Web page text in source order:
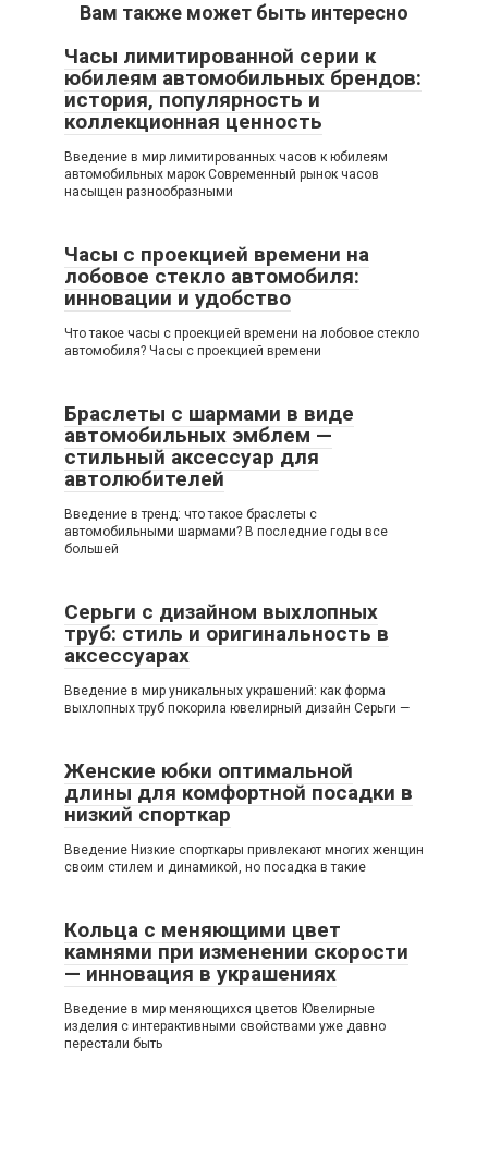
Вам также может быть интересно
Часы лимитированной серии к
юбилеям автомобильных брендов:
история, популярность и
коллекционная ценность
Введение в мир лимитированных часов к юбилеям
автомобильных марок Современный рынок часов
насыщен разнообразными
Часы с проекцией времени на
лобовое стекло автомобиля:
инновации и удобство
Что такое часы с проекцией времени на лобовое стекло
автомобиля? Часы с проекцией времени
Браслеты с шармами в виде
автомобильных эмблем —
стильный аксессуар для
автолюбителей
Введение в тренд: что такое браслеты с
автомобильными шармами? В последние годы все
большей
Серьги с дизайном выхлопных
труб: стиль и оригинальность в
аксессуарах
Введение в мир уникальных украшений: как форма
выхлопных труб покорила ювелирный дизайн Серьги —
Женские юбки оптимальной
длины для комфортной посадки в
низкий спорткар
Введение Низкие спорткары привлекают многих женщин
своим стилем и динамикой, но посадка в такие
Кольца с меняющими цвет
камнями при изменении скорости
— инновация в украшениях
Введение в мир меняющихся цветов Ювелирные
изделия с интерактивными свойствами уже давно
перестали быть